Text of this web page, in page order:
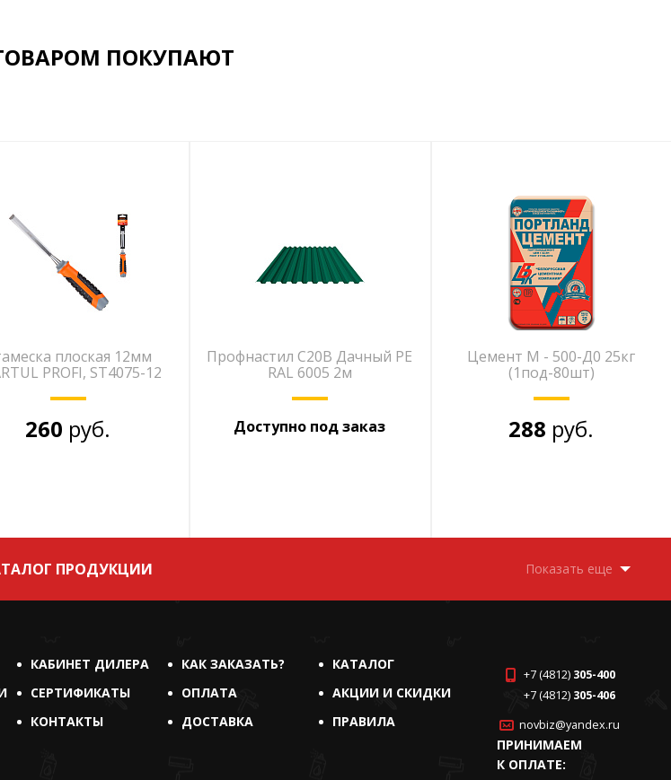
ПОКУПАЮТ
плоская 12мм
PROFI, ST4075-12
260 руб.
Профнастил С20В Дачный PE
RAL 6005 2м
Доступно под заказ
Цемент М - 500-Д0 25кг
(1под-80шт)
288 руб.
ПРОДУКЦИИ Показать еще
КАБИНЕТ ДИЛЕРА
СЕРТИФИКАТЫ
КОНТАКТЫ
КАК ЗАКАЗАТЬ?
КАТАЛОГ
ОПЛАТА
АКЦИИ И СКИДКИ
ДОСТАВКА
ПРАВИЛА
+7 (4812) 305-400
+7 (4812) 305-406
novbiz@yandex.ru
ПРИНИМАЕМ
К ОПЛАТЕ: